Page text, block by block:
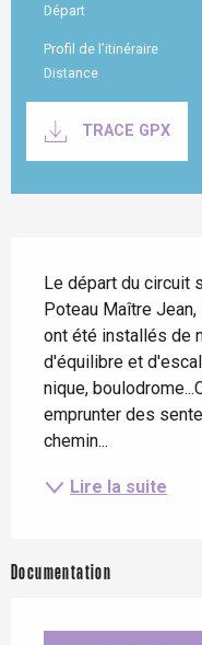
Informations pratiques
Départ
Profil de l’itinéraire
Distance
TRACE GPX
Le départ du circuit
Poteau Maître
ont été installés de
d'équilibre et
nique,
emprunter des
chemin...
Lire la suite
Documentation